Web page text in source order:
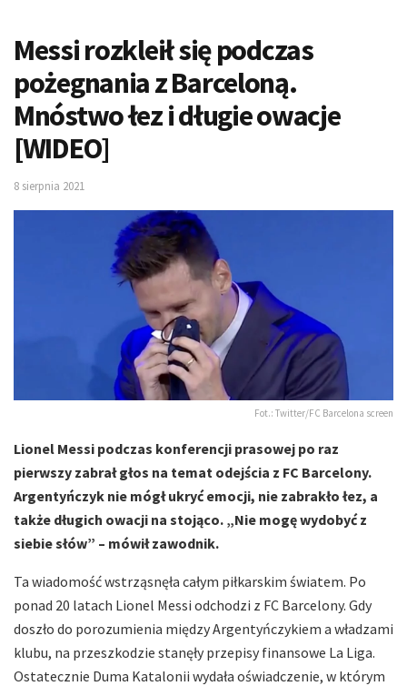
Messi rozkleił się podczas
pożegnania z Barceloną.
Mnóstwo łez i długie owacje
[WIDEO]
8 sierpnia 2021
Fot.: Twitter/FC Barcelona screen
Lionel Messi podczas konferencji prasowej po raz
pierwszy zabrał głos na temat odejścia z FC Barcelony.
Argentyńczyk nie mógł ukryć emocji, nie zabrakło łez, a
także długich owacji na stojąco. „Nie mogę wydobyć z
siebie słów” – mówił zawodnik.
Ta wiadomość wstrząsnęła całym piłkarskim światem. Po
ponad 20 latach Lionel Messi odchodzi z FC Barcelony. Gdy
doszło do porozumienia między Argentyńczykiem a władzami
klubu, na przeszkodzie stanęły przepisy finansowe La Liga.
Ostatecznie Duma Katalonii wydała oświadczenie, w którym